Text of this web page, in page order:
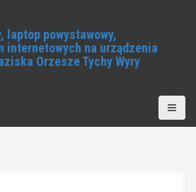
laptop powystawowy,
internetowych na urządzenia
Orzesze Tychy Wyry